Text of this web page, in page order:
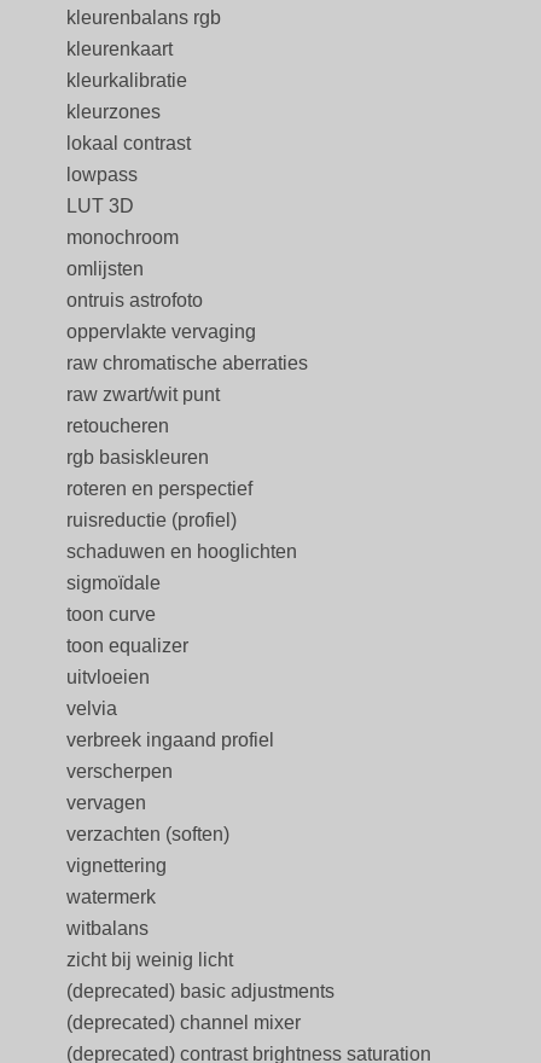
kleurenbalans rgb
kleurenkaart
kleurkalibratie
kleurzones
lokaal contrast
lowpass
LUT 3D
monochroom
omlijsten
ontruis astrofoto
oppervlakte vervaging
raw chromatische aberraties
raw zwart/wit punt
retoucheren
rgb basiskleuren
roteren en perspectief
ruisreductie (profiel)
schaduwen en hooglichten
sigmoïdale
toon curve
toon equalizer
uitvloeien
velvia
verbreek ingaand profiel
verscherpen
vervagen
verzachten (soften)
vignettering
watermerk
witbalans
zicht bij weinig licht
(deprecated) basic adjustments
(deprecated) channel mixer
(deprecated) contrast brightness saturation